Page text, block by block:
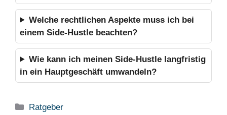
Welche rechtlichen Aspekte muss ich bei
einem Side-Hustle beachten?
Wie kann ich meinen Side-Hustle langfristig
in ein Hauptgeschäft umwandeln?
Kategorien
Ratgeber